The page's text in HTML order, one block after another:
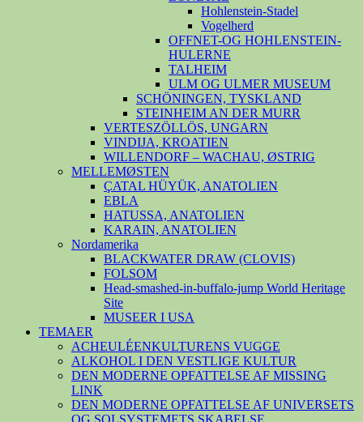
Hohlenstein-Stadel
Vogelherd
OFFNET-OG HOHLENSTEIN-
HULERNE
TALHEIM
ULM OG ULMER MUSEUM
SCHÖNINGEN, TYSKLAND
STEINHEIM AN DER MURR
VERTESZÖLLÖS, UNGARN
VINDIJA, KROATIEN
WILLENDORF – WACHAU, ØSTRIG
MELLEMØSTEN
ÇATAL HÜYÜK, ANATOLIEN
EBLA
HATUSSA, ANATOLIEN
KARAIN, ANATOLIEN
Nordamerika
BLACKWATER DRAW (CLOVIS)
FOLSOM
Head-smashed-in-buffalo-jump World Heritage
Site
MUSEER I USA
TEMAER
ACHEULÉENKULTURENS VUGGE
ALKOHOL I DEN VESTLIGE KULTUR
DEN MODERNE OPFATTELSE AF MISSING
LINK
DEN MODERNE OPFATTELSE AF UNIVERSETS
OG SOLSYSTEMETS SKABELSE